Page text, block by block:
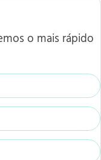
o mais rápido